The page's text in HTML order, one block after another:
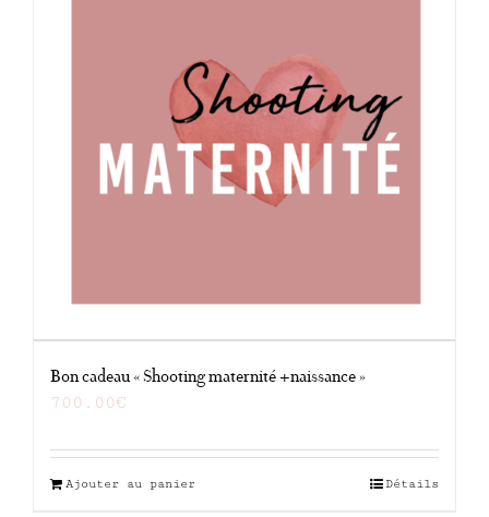
Bon cadeau « Shooting maternité +naissance »
700.00€
Ajouter au panier Détails